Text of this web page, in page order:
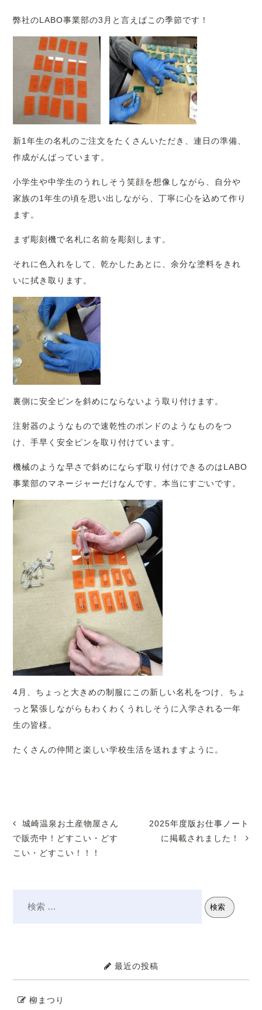
弊社のLABO事業部の3月と言えばこの季節です！
新1年生の名札のご注文をたくさんいただき、連日の準備、
作成がんばっています。
小学生や中学生のうれしそう笑顔を想像しながら、自分や
家族の1年生の頃を思い出しながら、丁寧に心を込めて作り
ます。
まず彫刻機で名札に名前を彫刻します。
それに色入れをして、乾かしたあとに、余分な塗料をきれ
いに拭き取ります。
裏側に安全ピンを斜めにならないよう取り付けます。
注射器のようなもので速乾性のボンドのようなものをつ
け、手早く安全ピンを取り付けています。
機械のような早さで斜めにならず取り付けできるのはLABO
事業部のマネージャーだけなんです。本当にすごいです。
4月、ちょっと大きめの制服にこの新しい名札をつけ、ちょ
っと緊張しながらもわくわくうれしそうに入学される一年
生の皆様。
たくさんの仲間と楽しい学校生活を送れますように。
2025年度版お仕事ノート
に掲載されました！
城崎温泉お土産物屋さん
で販売中！どすこい・どす
こい・どすこい！！！
最近の投稿
柳まつり